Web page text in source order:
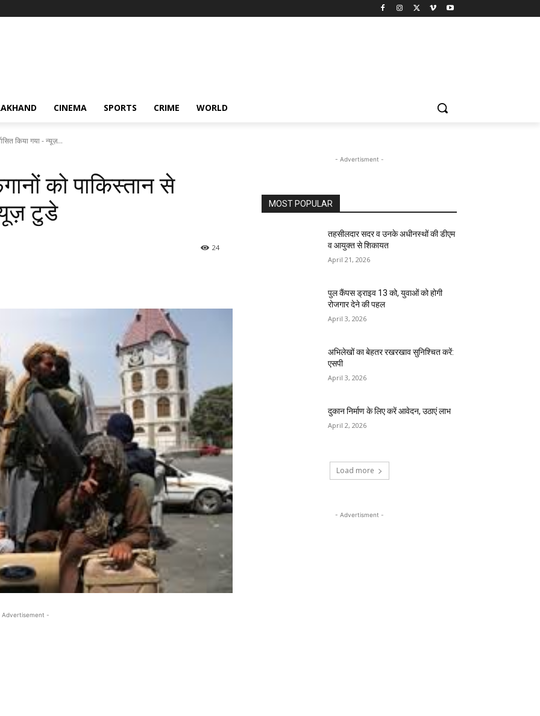
CINEMA SPORTS CRIME WORLD
किया गया - न्यूज़...
को पाकिस्तान से
टुडे
24
-
- Advertisment -
MOST POPULAR
तहसीलदार सदर व उनके अधीनस्थों की डीएम
व आयुक्त से शिकायत
April 21, 2026
पुल कैंपस ड्राइव 13 को, युवाओं को होगी
रोजगार देने की पहल
April 3, 2026
अभिलेखों का बेहतर रखरखाव सुनिश्चित करें:
एसपी
April 3, 2026
दुकान निर्माण के लिए करें आवेदन, उठाएं लाभ
April 2, 2026
Load more
- Advertisment -